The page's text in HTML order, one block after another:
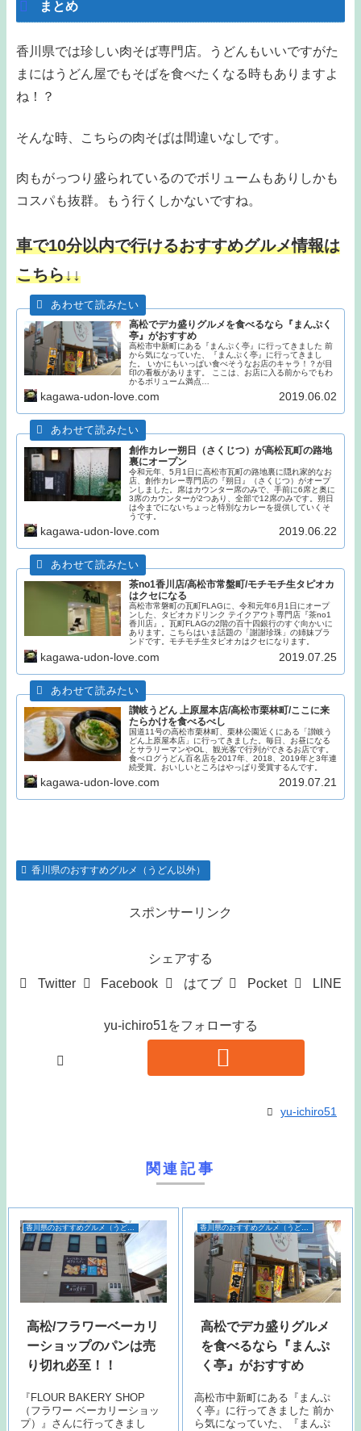
まとめ
香川県では珍しい肉そば専門店。うどんもいいですがた
まにはうどん屋でもそばを食べたくなる時もありますよ
ね！？
そんな時、こちらの肉そばは間違いなしです。
肉もがっつり盛られているのでボリュームもありしかも
コスパも抜群。もう行くしかないですね。
車で10分以内で行けるおすすめグルメ情報は
こちら↓↓
高松でデカ盛りグルメを食べるなら『まんぷく
亭』がおすすめ
高松市中新町にある『まんぷく亭』に行ってきました 前
から気になっていた、『まんぷく亭』に行ってきまし
た。 いかにもいっぱい食べそうなお店のキャラ！？が目
印の看板があります。 ここは、お店に入る前からでもわ
かるボリューム満点…
kagawa-udon-love.com 2019.06.02
創作カレー朔日（さくじつ）が高松瓦町の路地
裏にオープン
令和元年、5月1日に高松市瓦町の路地裏に隠れ家的なお
店、創作カレー専門店の『朔日』（さくじつ）がオープ
ンしました。席はカウンター席のみで、手前に6席と奥に
3席のカウンターが2つあり、全部で12席のみです。朔日
は今までにないちょっと特別なカレーを提供していくそ
うです。
kagawa-udon-love.com 2019.06.22
茶no1香川店/高松市常盤町/モチモチ生タピオカ
はクセになる
高松市常磐町の瓦町FLAGに、令和元年6月1日にオープ
ンした、タピオカドリンク テイクアウト専門店『茶no1
香川店』。瓦町FLAGの2階の百十四銀行のすぐ向かいに
あります。こちらはいま話題の「謝謝珍珠」の姉妹ブラ
ンドです。モチモチ生タピオカはクセになります。
kagawa-udon-love.com 2019.07.25
讃岐うどん 上原屋本店/高松市栗林町/ここに来
たらかけを食べるべし
国道11号の高松市栗林町、栗林公園近くにある「讃岐う
どん上原屋本店」に行ってきました。毎日、お昼になる
とサラリーマンやOL、観光客で行列ができるお店です。
食べログうどん百名店を2017年、2018、2019年と3年連
続受賞。おいしいところはやっぱり受賞するんです。
kagawa-udon-love.com 2019.07.21
香川県のおすすめグルメ（うどん以外）
スポンサーリンク
シェアする
Twitter
Facebook はてブ Pocket LINE
yu-ichiro51をフォローする
yu-ichiro51
関連記事
香川県のおすすめグルメ（うどん以外）
高松/フラワーベーカリ
ーショップのパンは売
り切れ必至！！
『FLOUR BAKERY SHOP
（フラワー ベーカリーショッ
プ）』さんに行ってきまし
香川県のおすすめグルメ（うどん以外）
高松でデカ盛りグルメ
を食べるなら『まんぷ
く亭』がおすすめ
高松市中新町にある『まんぷ
く亭』に行ってきました 前か
ら気になっていた、『まんぷ